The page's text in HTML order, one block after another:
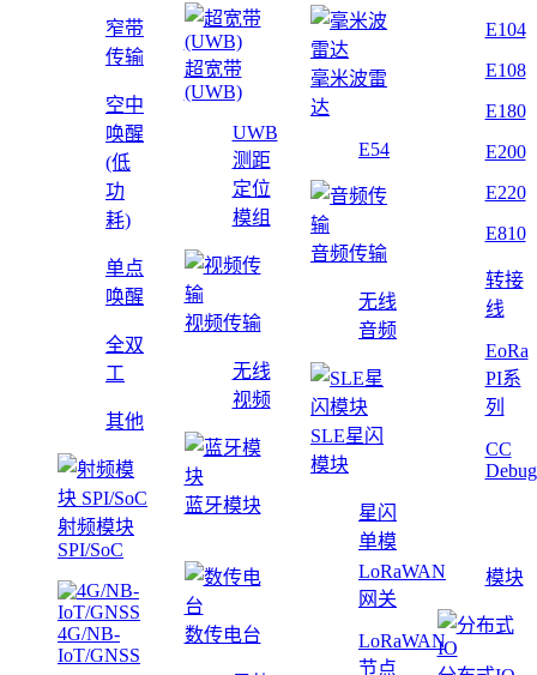
窄带
传输
空中
唤醒
(低
功
耗)
单点
唤醒
全双
工
其他
射频模块
SPI/SoC
超宽带
(UWB)
UWB
测距
定位
模组
视频传输
无线
视频
蓝牙模块
毫米波雷
达
E54
音频传输
无线
音频
SLE星闪
模块
星闪
单模
E104
E108
E180
E200
E220
E810
转接
线
EoRa
PI系
列
CC
4G/NB-
IoT/GNSS
数传电台
LoRaWAN
网关
LoRaWAN
节点
模块